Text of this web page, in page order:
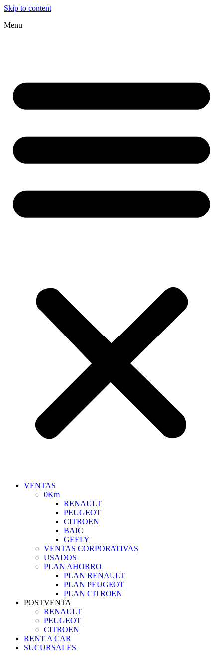
Skip to content
Menu
VENTAS
0Km
RENAULT
PEUGEOT
CITROEN
BAIC
GEELY
VENTAS CORPORATIVAS
USADOS
PLAN AHORRO
PLAN RENAULT
PLAN PEUGEOT
PLAN CITROEN
POSTVENTA
RENAULT
PEUGEOT
CITROEN
RENT A CAR
SUCURSALES